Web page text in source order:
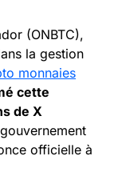
(ONBTC),
la gestion
monnaies
cette
de X
officielle à